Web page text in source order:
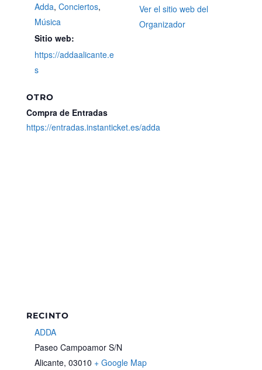
Adda, Conciertos,
Música
Sitio web:
https://addaalicante.e
s
Ver el sitio web del
Organizador
OTRO
Compra de Entradas
https://entradas.instanticket.es/adda
RECINTO
ADDA
Paseo Campoamor S/N
Alicante, 03010 + Google Map